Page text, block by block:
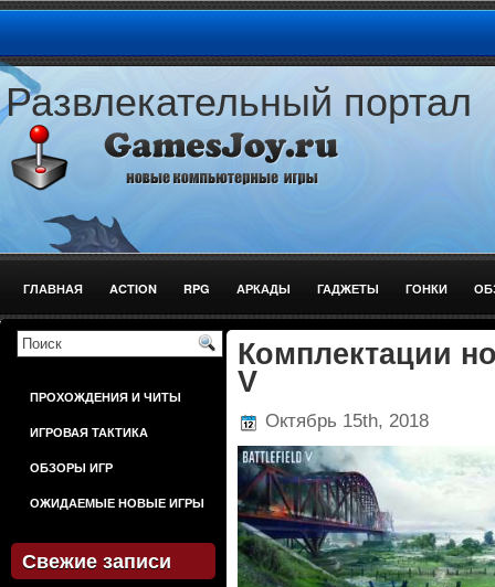
Развлекательный портал
ГЛАВНАЯ ACTION RPG АРКАДЫ ГАДЖЕТЫ ГОНКИ
ШУТЕРЫ
ПРОХОЖДЕНИЯ И ЧИТЫ
ИГРОВАЯ ТАКТИКА
ОБЗОРЫ ИГР
ОЖИДАЕМЫЕ НОВЫЕ ИГРЫ
Свежие записи
Комплектации
V
Октябрь 15th, 2018